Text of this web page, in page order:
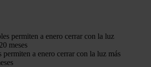
permiten a enero cerrar con la luz más